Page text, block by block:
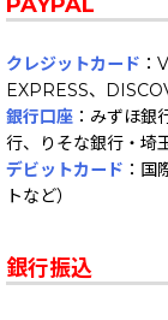
クレジットカード
EXPRESS、
銀行口座 ：みずほ
行、りそな銀行・埼
デビットカード ：国
トなど）
銀行振込